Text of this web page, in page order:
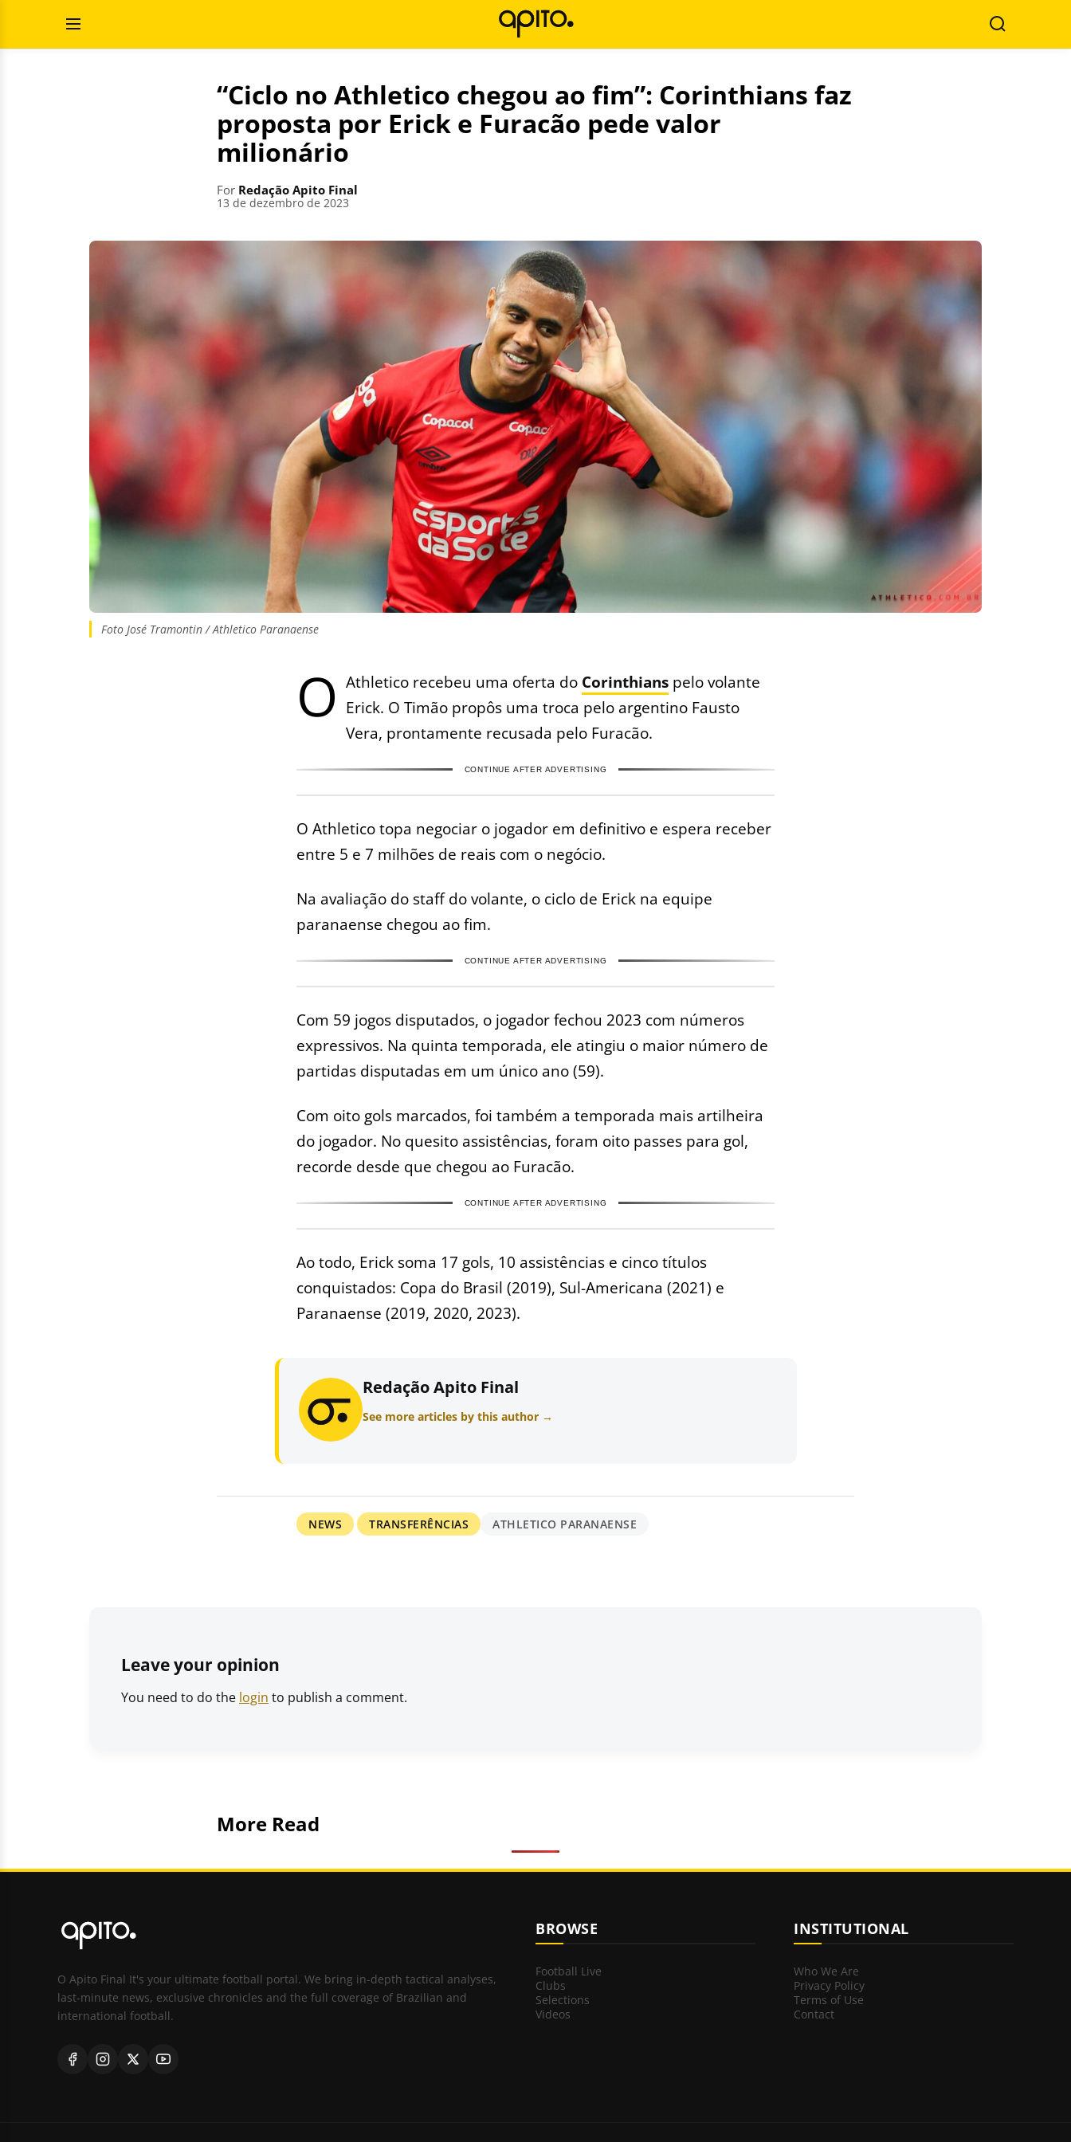
Open
Menu
Search
“Ciclo no Athletico chegou ao fim”: Corinthians faz
proposta por Erick e Furacão pede valor
milionário
For Redação Apito Final
13 de dezembro de 2023
Foto José Tramontin / Athletico Paranaense
O Athletico recebeu uma oferta do Corinthians pelo volante
Erick. O Timão propôs uma troca pelo argentino Fausto
Vera, prontamente recusada pelo Furacão.
CONTINUE AFTER ADVERTISING
O Athletico topa negociar o jogador em definitivo e espera receber
entre 5 e 7 milhões de reais com o negócio.
Na avaliação do staff do volante, o ciclo de Erick na equipe
paranaense chegou ao fim.
CONTINUE AFTER ADVERTISING
Com 59 jogos disputados, o jogador fechou 2023 com números
expressivos. Na quinta temporada, ele atingiu o maior número de
partidas disputadas em um único ano (59).
Com oito gols marcados, foi também a temporada mais artilheira
do jogador. No quesito assistências, foram oito passes para gol,
recorde desde que chegou ao Furacão.
CONTINUE AFTER ADVERTISING
Ao todo, Erick soma 17 gols, 10 assistências e cinco títulos
conquistados: Copa do Brasil (2019), Sul-Americana (2021) e
Paranaense (2019, 2020, 2023).
Redação Apito Final
See more articles by this author →
NEWS TRANSFERÊNCIAS ATHLETICO PARANAENSE
Leave your opinion
You need to do the login to publish a comment.
More Read
O Apito Final It's your ultimate football portal. We bring in-depth tactical analyses,
last-minute news, exclusive chronicles and the full coverage of Brazilian and
international football.
BROWSE
Football Live
Clubs
Selections
Videos
INSTITUTIONAL
Who We Are
Privacy Policy
Terms of Use
Contact